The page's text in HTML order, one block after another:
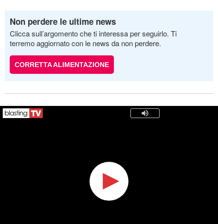
Non perdere le ultime news
Clicca sull’argomento che ti interessa per seguirlo. Ti
terremo aggiornato con le news da non perdere.
CORRETTA ALIMENTAZIONE